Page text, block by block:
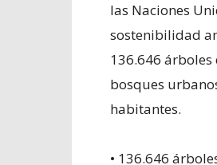
las Naciones
sostenibilidad
136.646
bosques
habitantes.
• 136.646